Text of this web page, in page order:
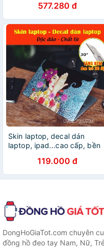
577.280 đ
Skin laptop, decal dán
laptop, ipad...cao cấp, bền
DAO TRỔ - MẪU DÀNH CHO
NỮ
119.000 đ
DongHoGiaTot.com chuyên
đồng hồ đeo tay Nam, Nữ,